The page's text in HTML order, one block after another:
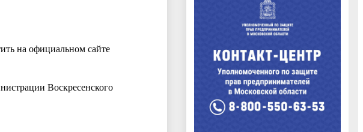
на официальном сайте
Воскресенского